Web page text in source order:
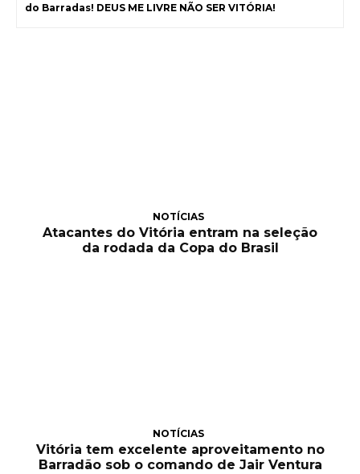
do Barradas! DEUS ME LIVRE NÃO SER VITÓRIA!
NOTÍCIAS
Atacantes do Vitória entram na seleção
da rodada da Copa do Brasil
NOTÍCIAS
Vitória tem excelente aproveitamento no
Barradão sob o comando de Jair Ventura